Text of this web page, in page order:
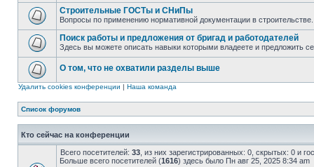
Строительные ГОСТы и СНиПы
Вопросы по применению нормативной документации в строительстве.
Поиск работы и предложения от бригад и работодателей
Здесь вы можете описать навыки которыми владеете и предложить
О том, что не охватили разделы выше
Удалить cookies конференции | Наша команда
Список форумов
Кто сейчас на конференции
Всего посетителей: 33 , из них зарегистрированных: 0, скрытых: 0 и
Больше всего посетителей (1616) здесь было Пн авг 25, 2025 8:34 am